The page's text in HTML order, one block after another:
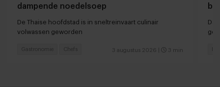
dampende noedelsoep
De Thaise hoofdstad is in sneltreinvaart culinair
volwassen geworden
3 augustus 2026 3 min
Gastronomie Chefs